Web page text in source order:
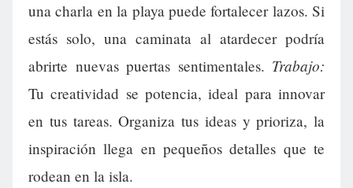
una charla en la playa puede fortalecer lazos. Si
estás solo, una caminata al atardecer podría
abrirte nuevas puertas sentimentales. Trabajo:
Tu creatividad se potencia, ideal para innovar
en tus tareas. Organiza tus ideas y prioriza, la
inspiración llega en pequeños detalles que te
rodean en la isla.